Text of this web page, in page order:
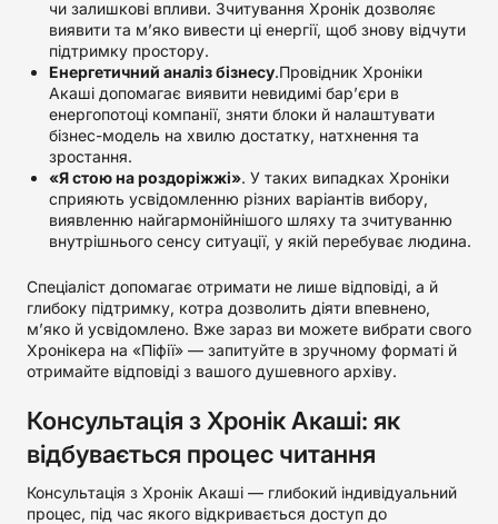
чи залишкові впливи. Зчитування Хронік дозволяє
виявити та м’яко вивести ці енергії, щоб знову відчути
підтримку простору.
Енергетичний аналіз бізнесу.Провідник Хроніки
Акаші допомагає виявити невидимі бар’єри в
енергопотоці компанії, зняти блоки й налаштувати
бізнес-модель на хвилю достатку, натхнення та
зростання.
«Я стою на роздоріжжі». У таких випадках Хроніки
сприяють усвідомленню різних варіантів вибору,
виявленню найгармонійнішого шляху та зчитуванню
внутрішнього сенсу ситуації, у якій перебуває людина.
Спеціаліст допомагає отримати не лише відповіді, а й
глибоку підтримку, котра дозволить діяти впевнено,
м’яко й усвідомлено. Вже зараз ви можете вибрати свого
Хронікера на «Піфії» — запитуйте в зручному форматі й
отримайте відповіді з вашого душевного архіву.
Консультація з Хронік Акаші: як
відбувається процес читання
Консультація з Хронік Акаші — глибокий індивідуальний
процес, під час якого відкривається доступ до